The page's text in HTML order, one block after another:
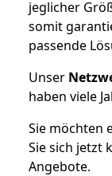
jeglicher
somit
passende
Unser
haben viele
Sie möchten
Sie sich jetzt
Angebote.